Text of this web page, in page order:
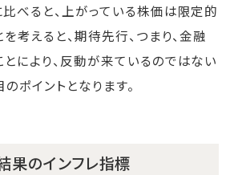
べると、上がっている株価は限定的
を考えると、期待先行、つまり、金融
により、反動が来ているのではない
ポイントとなります。
果のインフレ指標